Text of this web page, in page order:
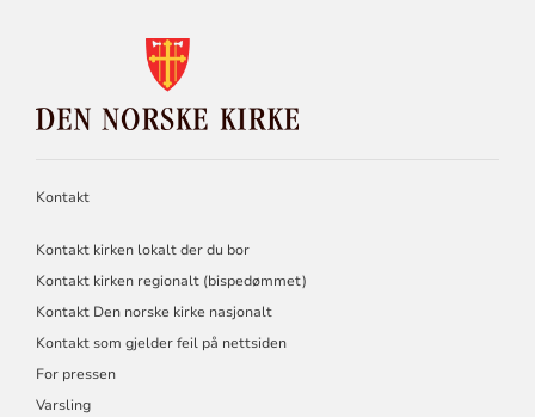
NORSKE
KIRKE
Kontakt
Kontakt kirken lokalt der du bor
Kontakt kirken regionalt (bispedømmet)
Kontakt Den norske kirke nasjonalt
Kontakt som gjelder feil på nettsiden
For pressen
Varsling